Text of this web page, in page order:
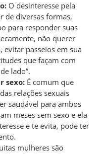
O desinteresse pela
de diversas formas,
para responder suas
não querer
evitar passeios em sua
que façam com
lado”.
sexo: É comum que
relações sexuais
saudável para ambos
meses sem sexo e ela
e te evita, pode ter
mulheres são